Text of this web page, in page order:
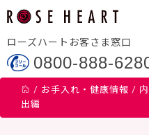
ローズハートお客さま窓口
0800-888-
/ お手入れ・健康情報 /
出編